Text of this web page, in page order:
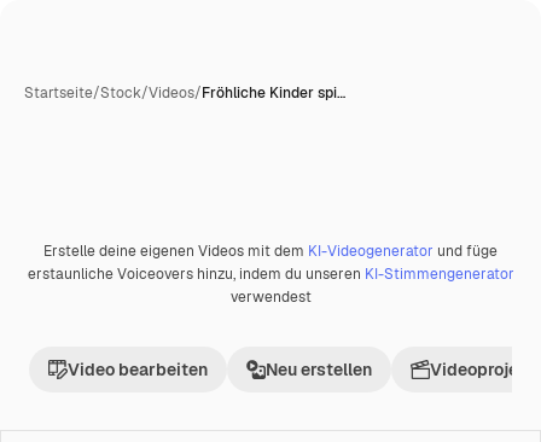
Startseite/Stock/Videos/Fröhliche Kinder spi…
PremiumKI-generiert
Erstelle deine eigenen Videos mit dem KI-Videogenerator und füge
erstaunliche Voiceovers hinzu, indem du unseren KI-Stimmengenerator
verwendest
Video bearbeiten Neu erstellen Videoprojekt